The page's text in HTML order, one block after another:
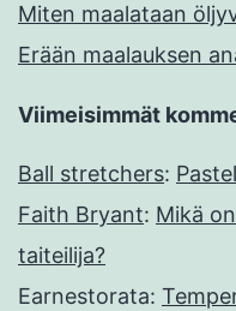
Miten maalataan
Erään maalauksen
Viimeisimmät
Ball stretchers:
Faith Bryant: Mikä
taiteilija?
Earnestorata: